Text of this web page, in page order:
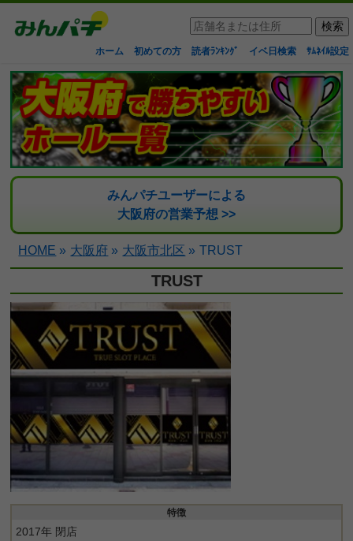
ホーム 初めての方 読者ﾗﾝｷﾝｸﾞ イベ日検索 ｻﾑﾈｲﾙ設定
みんパチユーザーによる
大阪府の営業予想 >>
HOME » 大阪府 » 大阪市北区 » TRUST
TRUST
特徴
2017年 閉店